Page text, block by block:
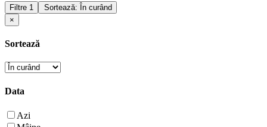
Filtre 1
Sortează: În curând
×
Sortează
Data
Azi